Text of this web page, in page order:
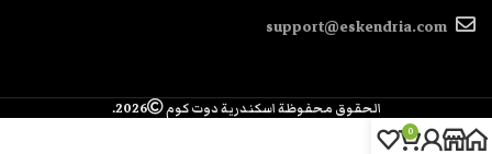
support@eskendria.com
الحقوق محفوظة اسكندرية دوت كوم 2026.
0